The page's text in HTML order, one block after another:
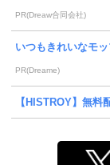
PR(Dreaw合同会社)
いつもきれいなモ
PR(Dreame)
【HISTROY】無料